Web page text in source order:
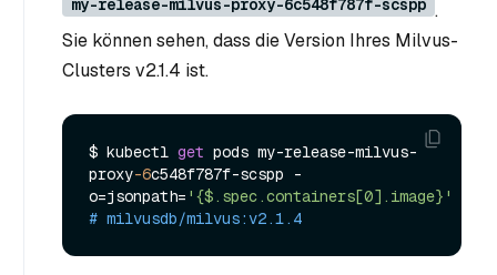
my-release-milvus-proxy-6c548f787f-scspp .
Sie können sehen, dass die Version Ihres Milvus-
Clusters v2.1.4 ist.
$ kubectl get pods my-release-milvus-
proxy-6c548f787f-scspp -
o=jsonpath= '{$.spec.containers[0].image}'
# milvusdb/milvus:v2.1.4